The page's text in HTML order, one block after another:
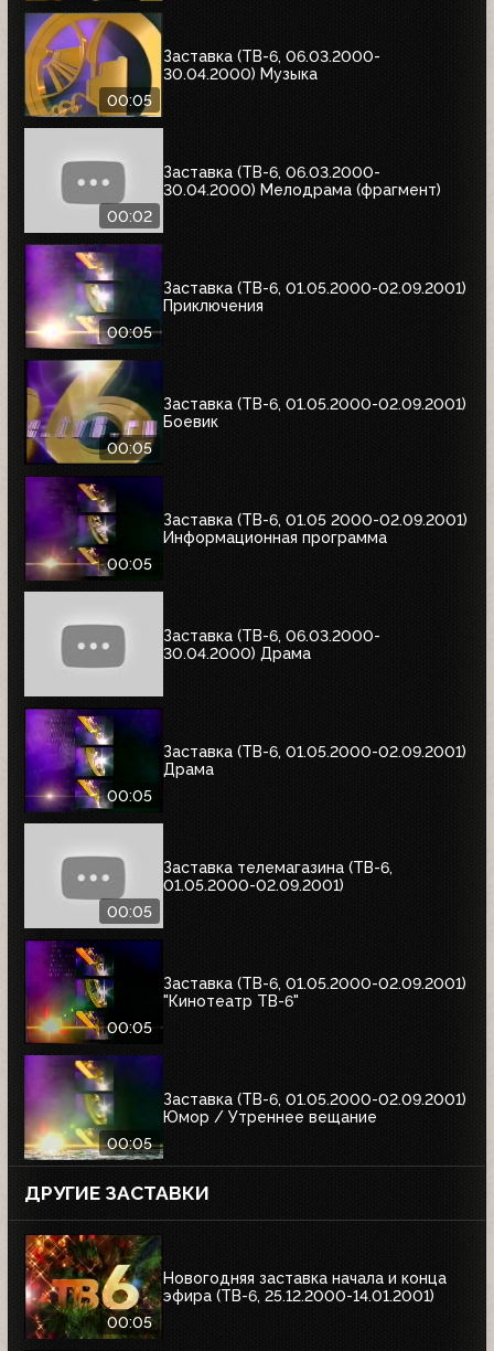
00:05
Заставка (ТВ-6, 06.03.2000-
30.04.2000) Музыка
00:02
Заставка (ТВ-6, 06.03.2000-
30.04.2000) Мелодрама (фрагмент)
00:05
Заставка (ТВ-6, 01.05.2000-02.09.2001)
Приключения
00:05
Заставка (ТВ-6, 01.05.2000-02.09.2001)
Боевик
00:05
Заставка (ТВ-6, 01.05 2000-02.09.2001)
Информационная программа
Заставка (ТВ-6, 06.03.2000-
30.04.2000) Драма
00:05
Заставка (ТВ-6, 01.05.2000-02.09.2001)
Драма
00:05
Заставка телемагазина (ТВ-6,
01.05.2000-02.09.2001)
00:05
Заставка (ТВ-6, 01.05.2000-02.09.2001)
"Кинотеатр ТВ-6"
00:05
Заставка (ТВ-6, 01.05.2000-02.09.2001)
Юмор / Утреннее вещание
ДРУГИЕ ЗАСТАВКИ
00:05
Новогодняя заставка начала и конца
эфира (ТВ-6, 25.12.2000-14.01.2001)